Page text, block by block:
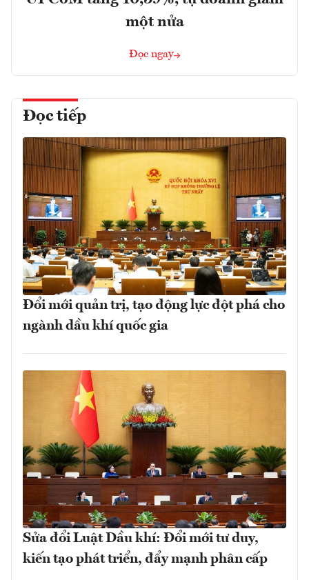
một nửa
Đọc ngay
Đọc tiếp
Đổi mới quản trị, tạo động lực đột phá cho
ngành dầu khí quốc gia
Sửa đổi Luật Dầu khí: Đổi mới tư duy,
kiến tạo phát triển, đẩy mạnh phân cấp